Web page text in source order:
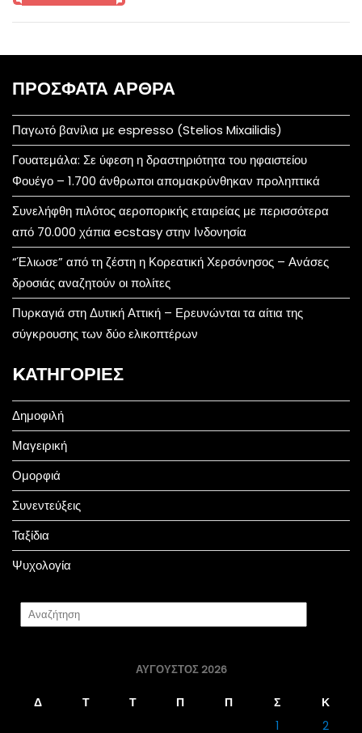
ΠΡΌΣΦΑΤΑ ΆΡΘΡΑ
Παγωτό βανίλια με espresso (Stelios Mixailidis)
Γουατεμάλα: Σε ύφεση η δραστηριότητα του ηφαιστείου
Φουέγο – 1.700 άνθρωποι απομακρύνθηκαν προληπτικά
Συνελήφθη πιλότος αεροπορικής εταιρείας με περισσότερα
από 70.000 χάπια ecstasy στην Ινδονησία
“Έλιωσε” από τη ζέστη η Κορεατική Χερσόνησος – Ανάσες
δροσιάς αναζητούν οι πολίτες
Πυρκαγιά στη Δυτική Αττική – Ερευνώνται τα αίτια της
σύγκρουσης των δύο ελικοπτέρων
KΑΤΗΓΟΡΊΕΣ
Δημοφιλή
Μαγειρική
Ομορφιά
Συνεντεύξεις
Ταξίδια
Ψυχολογία
ΑΎΓΟΥΣΤΟΣ 2026
Δ Τ Τ Π Π Σ
Κ
1
2